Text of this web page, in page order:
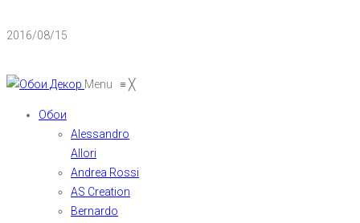
2016/08/15
Menu ≡╳
Обои
Alessandro
Allori
Andrea Rossi
AS Creation
Bernardo